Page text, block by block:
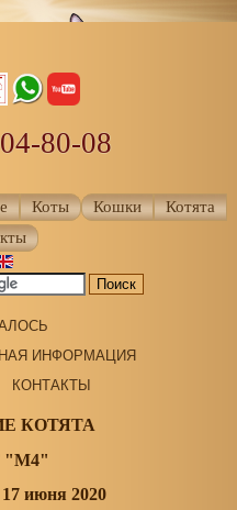
80-08
Коты Кошки
Котята
ИНФОРМАЦИЯ
КОНТАКТЫ
КОТЯТА
"М4"
июня 2020